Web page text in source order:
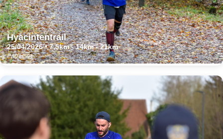
Hyacintentrail
25/04/2026 • 7,5km - 14km - 21km
Parrainée